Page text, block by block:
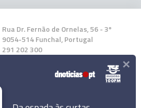
Rua Dr. Fernão de Ornelas, 56 - 3º
9054-514 Funchal, Portugal
291 202 300
Instale a nossa App ×